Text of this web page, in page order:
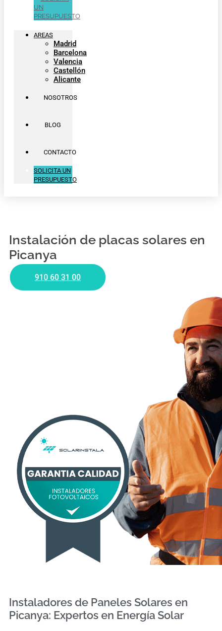
UN
PRESUPUESTO
AREAS
Madrid
Barcelona
Valencia
Castellón
Alicante
NOSOTROS
BLOG
CONTACTO
SOLICITA UN
PRESUPUESTO
Instalación de placas solares en
Picanya
910 60 31 00
Instaladores de Paneles Solares en
Picanya: Expertos en Energía Solar